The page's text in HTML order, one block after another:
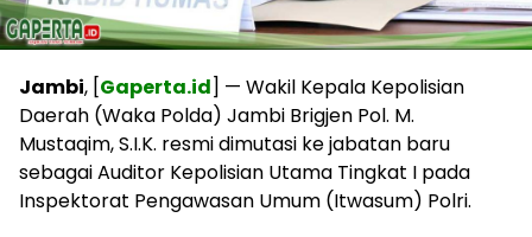
Jambi, [Gaperta.id] — Wakil Kepala Kepolisian
Daerah (Waka Polda) Jambi Brigjen Pol. M.
Mustaqim, S.I.K. resmi dimutasi ke jabatan baru
sebagai Auditor Kepolisian Utama Tingkat I pada
Inspektorat Pengawasan Umum (Itwasum) Polri.